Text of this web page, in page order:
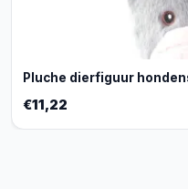
Pluche dierfiguur
€11,22